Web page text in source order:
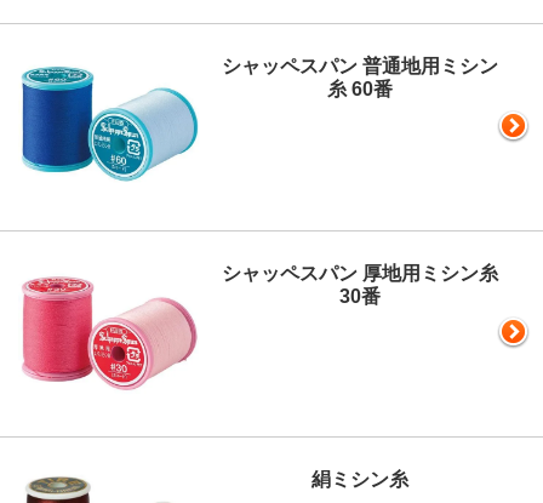
シャッペスパン 普通地用ミシン
糸 60番
シャッペスパン 厚地用ミシン糸
30番
絹ミシン糸